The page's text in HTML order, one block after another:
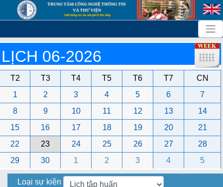
LỊCH 06-2026
T2 T3 T4 T5 T6 T7
CN
1
2 3 4 5 6
7
8
9 10 11 12 13
14
15
16 17 18 19 20
21
22
23 24 25 26 27
28
29
30 1 2 3 4 5
Loại sự kiện